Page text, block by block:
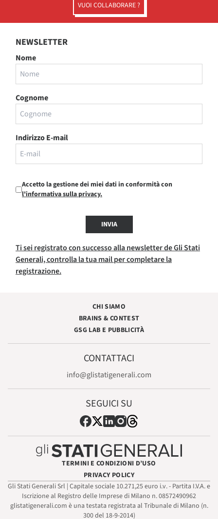
VUOI COLLABORARE ?
NEWSLETTER
Nome
Cognome
Indirizzo E-mail
Accetto la gestione dei miei dati in conformità con
l'informativa sulla privacy.
INVIA
Ti sei registrato con successo alla newsletter de Gli Stati
Generali, controlla la tua mail per completare la
registrazione.
CHI SIAMO
BRAINS & CONTEST
GSG LAB E PUBBLICITÀ
CONTATTACI
info@glistatigenerali.com
SEGUICI SU
TERMINI E CONDIZIONI D’USO
PRIVACY POLICY
Gli Stati Generali Srl | Capitale sociale 10.271,25 euro i.v. - Partita I.V.A. e
Iscrizione al Registro delle Imprese di Milano n. 08572490962
glistatigenerali.com è una testata registrata al Tribunale di Milano (n.
300 del 18-9-2014)